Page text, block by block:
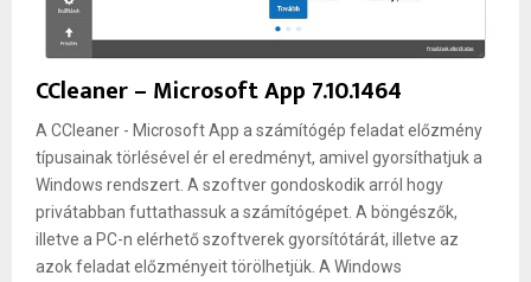
CCleaner – Microsoft App 7.10.1464
A CCleaner - Microsoft App a számítógép feladat előzmény
típusainak törlésével ér el eredményt, amivel gyorsíthatjuk a
Windows rendszert. A szoftver gondoskodik arról hogy
privátabban futtathassuk a számítógépet. A böngészők,
illetve a PC-n elérhető szoftverek gyorsítótárát, illetve az
azok feladat előzményeit törölhetjük. A Windows